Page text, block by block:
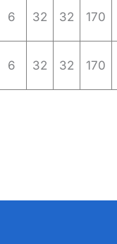
6 32 32 170
6 32 32 170